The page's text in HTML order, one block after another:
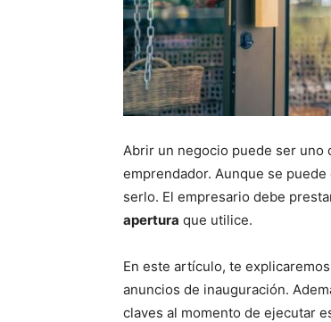
Abrir un negocio puede ser uno
emprendador. Aunque se
serlo. El empresario debe
apertura que utilice.
En este artículo, te
anuncios de inauguración.
claves al momento de ejecutar